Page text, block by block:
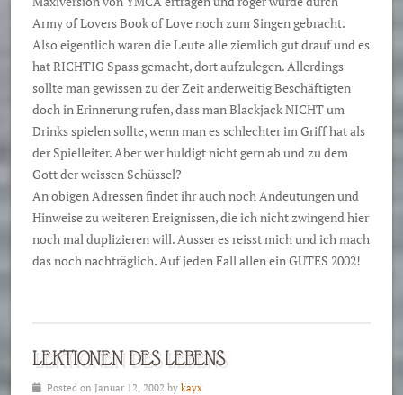
Army of Lovers Book of Love noch zum Singen gebracht.
Also eigentlich waren die Leute alle ziemlich gut drauf und es
hat RICHTIG Spass gemacht, dort aufzulegen. Allerdings
sollte man gewissen zu der Zeit anderweitig Beschäftigten
doch in Erinnerung rufen, dass man Blackjack NICHT um
Drinks spielen sollte, wenn man es schlechter im Griff hat als
der Spielleiter. Aber wer huldigt nicht gern ab und zu dem
Gott der weissen Schüssel?
An obigen Adressen findet ihr auch noch Andeutungen und
Hinweise zu weiteren Ereignissen, die ich nicht zwingend hier
noch mal duplizieren will. Ausser es reisst mich und ich mach
das noch nachträglich. Auf jeden Fall allen ein GUTES 2002!
LEKTIONEN DES LEBENS
Posted on Januar 12, 2002 by kayx